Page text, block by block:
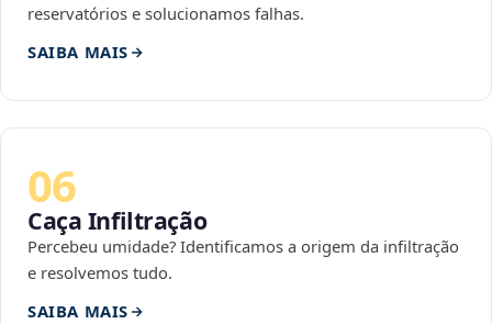
reservatórios e solucionamos falhas.
SAIBA MAIS
06
Caça Infiltração
Percebeu umidade? Identificamos a origem da infiltração
e resolvemos tudo.
SAIBA MAIS